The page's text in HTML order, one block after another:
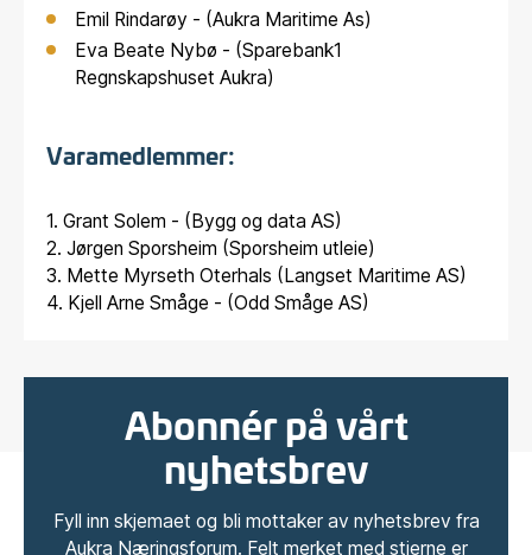
Emil Rindarøy - (Aukra Maritime As)
Eva Beate Nybø - (Sparebank1
Regnskapshuset Aukra)
Varamedlemmer:
1. Grant Solem - (Bygg og data AS)
2. Jørgen Sporsheim (Sporsheim utleie)
3. Mette Myrseth Oterhals (Langset Maritime AS)
4. Kjell Arne Småge - (Odd Småge AS)
Abonnér på vårt
nyhetsbrev
Fyll inn skjemaet og bli mottaker av nyhetsbrev fra
Aukra Næringsforum. Felt merket med stjerne er